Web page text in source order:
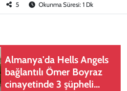
5 Okunma Süresi: 1 Dk
Almanya'da Hells Angels
bağlantılı Ömer Boyraz
cinayetinde 3 şüpheli